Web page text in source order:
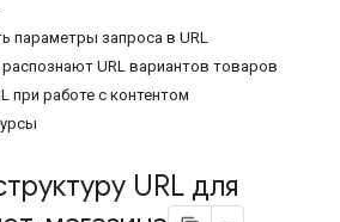
параметры запроса в URL
URL вариантов товаров
при работе с контентом
URL для